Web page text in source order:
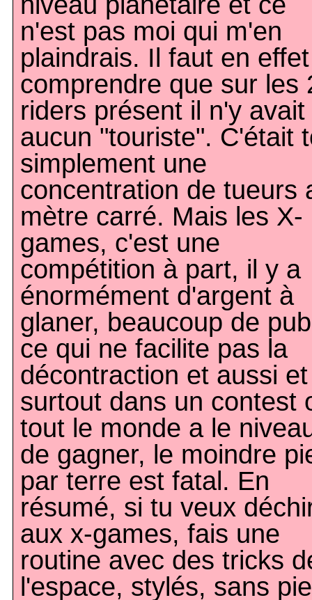
n'est pas moi qui m'en
plaindrais. Il faut en effet
comprendre que sur les
riders présent il n'y avait
aucun "touriste". C'était
simplement une
concentration de tueurs
mètre carré. Mais les X-
games, c'est une
compétition à part, il y a
énormément d'argent à
glaner, beaucoup de
ce qui ne facilite pas la
décontraction et aussi et
surtout dans un contest
tout le monde a le
de gagner, le moindre
par terre est fatal. En
résumé, si tu veux
aux x-games, fais une
routine avec des tricks
l'espace, stylés, sans